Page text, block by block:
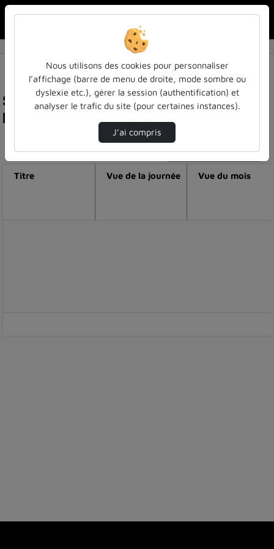
Statistiques de visualisation de la vidéo Simuler
la physique avec un ordinateur
Modifier la période de visualisation
Titre Vue de la journée Vue du mois
Nous utilisons des cookies pour personnaliser
l’affichage (barre de menu de droite, mode sombre ou
dyslexie etc.), gérer la session (authentification) et
analyser le trafic du site (pour certaines instances).
J’ai compris